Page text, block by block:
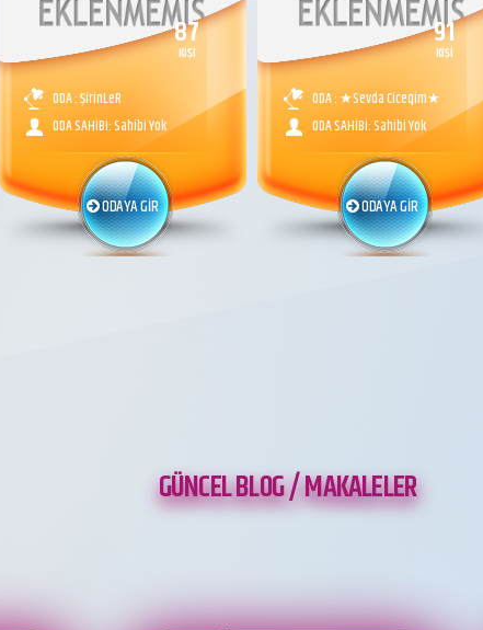
87
KİŞİ
ODA : ŞirinLeR
ODA SAHİBİ: Sahibi Yok
ODAYA GİR
91
KİŞİ
ODA : ★Sevda Ciceqim★
ODA SAHİBİ: Sahibi Yok
ODAYA GİR
GÜNCEL BLOG / MAKALELER